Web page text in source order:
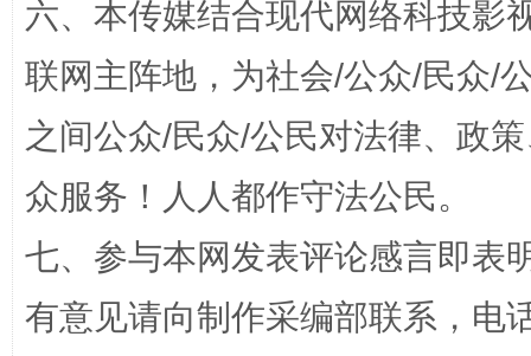
“蜀中异人”王建安的艺术幻境
六、本传媒结合现代网络科技影
联网主阵地，为社会/公众/民众/
之间公众/民众/公民对法律、政
众服务！人人都作守法公民。
七、参与本网发表评论感言即表
有意见请向制作采编部联系，电